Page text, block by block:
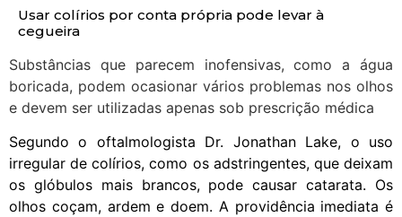
Usar colírios por conta própria pode levar à
cegueira
Substâncias que parecem inofensivas, como a água
boricada, podem ocasionar vários problemas nos olhos
e devem ser utilizadas apenas sob prescrição médica
Segundo o oftalmologista Dr. Jonathan Lake, o uso
irregular de colírios, como os adstringentes, que deixam
os glóbulos mais brancos, pode causar catarata. Os
olhos coçam, ardem e doem. A providência imediata é